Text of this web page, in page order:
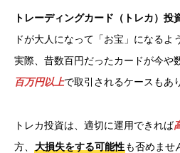
トレーディングカード（トレカ）投
ドが大人になって「お宝」になるよ
実際、昔数百円だったカードが今や
百万円以上で取引されるケースもあ
トレカ投資は、適切に運用できれば
方、 大損失をする可能性も否めませ